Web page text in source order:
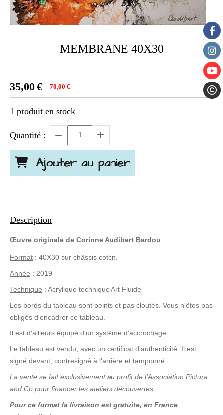
MEMBRANE 40X30
35,00€ 70,00€
1 produit en stock
Quantité :
Ajouter au panier
Description
Œuvre originale de Corinne Audibert Bardou
Format : 40X30 sur châssis coton.
Année : 2019
Technique : Acrylique technique Art Fluide
Les bords du tableau sont peints et pas cloutés. Vous n'êtes pas
obligés d'encadrer ce tableau.
Il est d'ailleurs équipé d'un système d'accrochage.
Le tableau est vendu, avec un certificat d'authenticité. Il est
signé devant, contresigné à l'arrière et tamponné.
La vente se fait exclusivement au profit de l'Association Pictura
and Co pour financer les ateliers découvertes.
Pour ce format la livraison est gratuite, en France